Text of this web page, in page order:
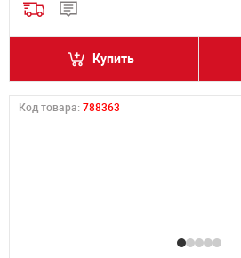
Купить
Код товара: 788363